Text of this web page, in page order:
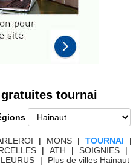
tournai
| MONS | TOURNAI
|
| ATH | SOIGNIES
|
| Plus de villes Hainaut